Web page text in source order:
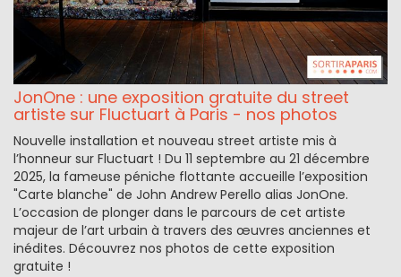
JonOne : une exposition gratuite du street
artiste sur Fluctuart à Paris - nos photos
Nouvelle installation et nouveau street artiste mis à
l’honneur sur Fluctuart ! Du 11 septembre au 21 décembre
2025, la fameuse péniche flottante accueille l’exposition
"Carte blanche" de John Andrew Perello alias JonOne.
L’occasion de plonger dans le parcours de cet artiste
majeur de l’art urbain à travers des œuvres anciennes et
inédites. Découvrez nos photos de cette exposition
gratuite !